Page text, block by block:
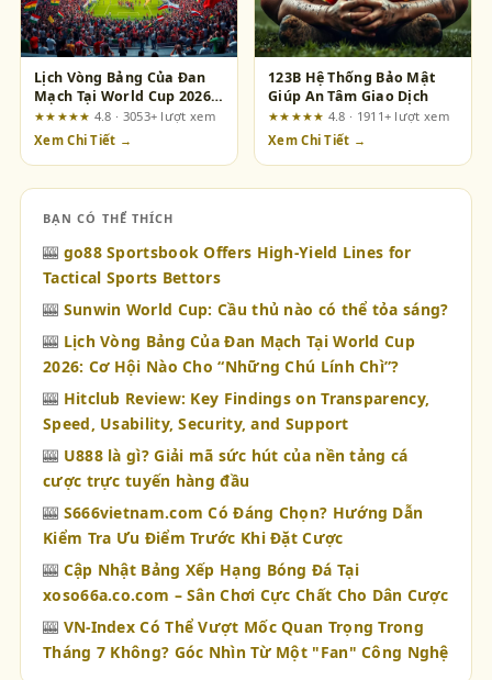
Lịch Vòng Bảng Của Đan
Mạch Tại World Cup 2026:
Cơ Hội Nào Cho “Những
Chú Lính Chì”?
★★★★★ 4.8 · 3053+ lượt xem
Xem Chi Tiết →
123B Hệ Thống Bảo Mật
Giúp An Tâm Giao Dịch
★★★★★ 4.8 · 1911+ lượt xem
Xem Chi Tiết →
BẠN CÓ THỂ THÍCH
🎰 go88 Sportsbook Offers High-Yield Lines for
Tactical Sports Bettors
🎰 Sunwin World Cup: Cầu thủ nào có thể tỏa sáng?
🎰 Lịch Vòng Bảng Của Đan Mạch Tại World Cup
2026: Cơ Hội Nào Cho “Những Chú Lính Chì”?
🎰 Hitclub Review: Key Findings on Transparency,
Speed, Usability, Security, and Support
🎰 U888 là gì? Giải mã sức hút của nền tảng cá
cược trực tuyến hàng đầu
🎰 S666vietnam.com Có Đáng Chọn? Hướng Dẫn
Kiểm Tra Ưu Điểm Trước Khi Đặt Cược
🎰 Cập Nhật Bảng Xếp Hạng Bóng Đá Tại
xoso66a.co.com – Sân Chơi Cực Chất Cho Dân Cược
🎰 VN-Index Có Thể Vượt Mốc Quan Trọng Trong
Tháng 7 Không? Góc Nhìn Từ Một "Fan" Công Nghệ